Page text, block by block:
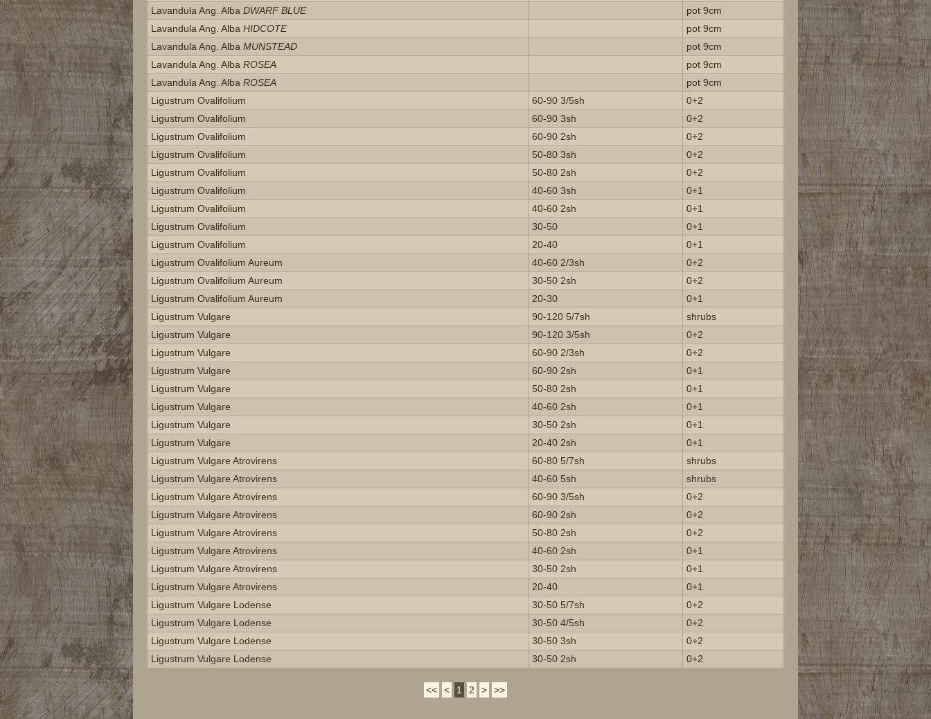
Lavandula Ang. Alba DWARF BLUE
pot 9cm
Lavandula Ang. Alba HIDCOTE
pot 9cm
Lavandula Ang. Alba MUNSTEAD
pot 9cm
Lavandula Ang. Alba ROSEA
pot 9cm
Lavandula Ang. Alba ROSEA
pot 9cm
Ligustrum Ovalifolium
60-90 3/5sh
0+2
Ligustrum Ovalifolium
60-90 3sh
0+2
Ligustrum Ovalifolium
60-90 2sh
0+2
Ligustrum Ovalifolium
50-80 3sh
0+2
Ligustrum Ovalifolium
50-80 2sh
0+2
Ligustrum Ovalifolium
40-60 3sh
0+1
Ligustrum Ovalifolium
40-60 2sh
0+1
Ligustrum Ovalifolium
30-50
0+1
Ligustrum Ovalifolium
20-40
0+1
Ligustrum Ovalifolium Aureum
40-60 2/3sh
0+2
Ligustrum Ovalifolium Aureum
30-50 2sh
0+2
Ligustrum Ovalifolium Aureum
20-30
0+1
Ligustrum Vulgare
90-120 5/7sh
shrubs
Ligustrum Vulgare
90-120 3/5sh
0+2
Ligustrum Vulgare
60-90 2/3sh
0+2
Ligustrum Vulgare
60-90 2sh
0+1
Ligustrum Vulgare
50-80 2sh
0+1
Ligustrum Vulgare
40-60 2sh
0+1
Ligustrum Vulgare
30-50 2sh
0+1
Ligustrum Vulgare
20-40 2sh
0+1
Ligustrum Vulgare Atrovirens
60-80 5/7sh
shrubs
Ligustrum Vulgare Atrovirens
40-60 5sh
shrubs
Ligustrum Vulgare Atrovirens
60-90 3/5sh
0+2
Ligustrum Vulgare Atrovirens
60-90 2sh
0+2
Ligustrum Vulgare Atrovirens
50-80 2sh
0+2
Ligustrum Vulgare Atrovirens
40-60 2sh
0+1
Ligustrum Vulgare Atrovirens
30-50 2sh
0+1
Ligustrum Vulgare Atrovirens
20-40
0+1
Ligustrum Vulgare Lodense
30-50 5/7sh
0+2
Ligustrum Vulgare Lodense
30-50 4/5sh
0+2
Ligustrum Vulgare Lodense
30-50 3sh
0+2
Ligustrum Vulgare Lodense
30-50 2sh 0+2
<< < 1 2 > >>